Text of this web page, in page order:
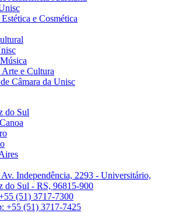
e Cosmética
e Cultura
Câmara da Unisc
do Sul
Independência, 2293 - Universitário,
do Sul - RS, 96815-900
(51) 3717-7300
+55 (51) 3717-7425